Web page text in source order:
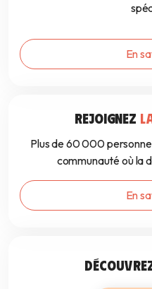
En
REJOIGNEZ
Plus de 60 000
communauté où la
En